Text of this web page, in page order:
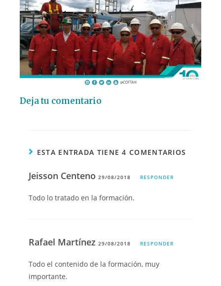
Deja tu comentario
ESTA ENTRADA TIENE 4 COMENTARIOS
Jeisson Centeno29/08/2018 RESPONDER
Todo lo tratado en la formación.
Rafael Martínez29/08/2018 RESPONDER
Todo el contenido de la formación, muy
importante.